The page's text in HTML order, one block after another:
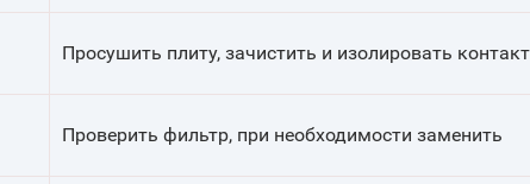
Просушить плиту, зачистить и изолировать
Проверить фильтр, при необходимости заменить